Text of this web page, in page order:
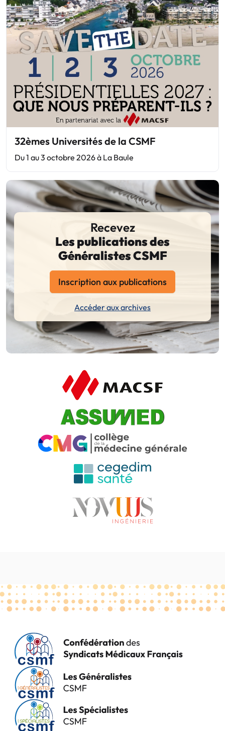
32èmes Universités de la CSMF
Du 1 au 3 octobre 2026 à La Baule
Recevez
Les publications des
Généralistes CSMF
Inscription aux publications
Accéder aux archives